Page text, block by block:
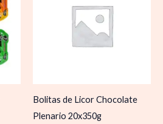
Bolitas de Licor Chocolate
Plenario 20x350g